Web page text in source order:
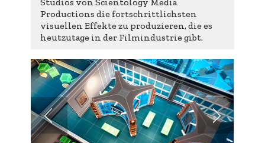
Productions die fortschrittlichsten
visuellen Effekte zu produzieren, die es
heutzutage in der Filmindustrie gibt.